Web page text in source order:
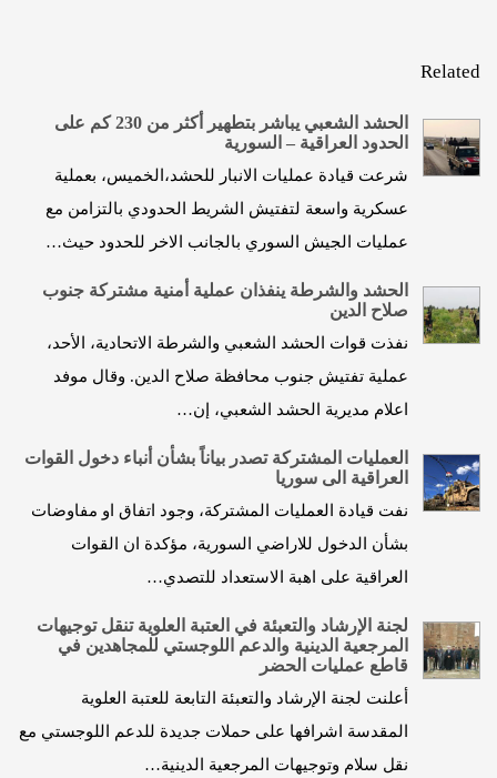
Related
الحشد الشعبي يباشر بتطهير أكثر من 230 كم على
الحدود العراقية – السورية
شرعت قيادة عمليات الانبار للحشد،الخميس، بعملية
عسكرية واسعة لتفتيش الشريط الحدودي بالتزامن مع
عمليات الجيش السوري بالجانب الاخر للحدود حيث…
الحشد والشرطة ينفذان عملية أمنية مشتركة جنوب
صلاح الدين
نفذت قوات الحشد الشعبي والشرطة الاتحادية، الأحد،
عملية تفتيش جنوب محافظة صلاح الدين. وقال موفد
اعلام مديرية الحشد الشعبي، إن…
العمليات المشتركة تصدر بياناً بشأن أنباء دخول القوات
العراقية الى سوريا
نفت قيادة العمليات المشتركة، وجود اتفاق او مفاوضات
بشأن الدخول للاراضي السورية، مؤكدة ان القوات
العراقية على اهبة الاستعداد للتصدي…
لجنة الإرشاد والتعبئة في العتبة العلوية تنقل توجيهات
المرجعية الدينية والدعم اللوجستي للمجاهدين في
قاطع عمليات الحضر
أعلنت لجنة الإرشاد والتعبئة التابعة للعتبة العلوية
المقدسة اشرافها على حملات جديدة للدعم اللوجستي مع
نقل سلام وتوجيهات المرجعية الدينية…